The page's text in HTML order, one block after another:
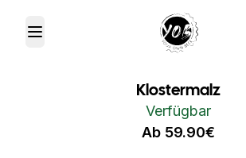
Toggle Menu Your Own Beer
Klostermalz
Verfügbar
Ab 59.90€